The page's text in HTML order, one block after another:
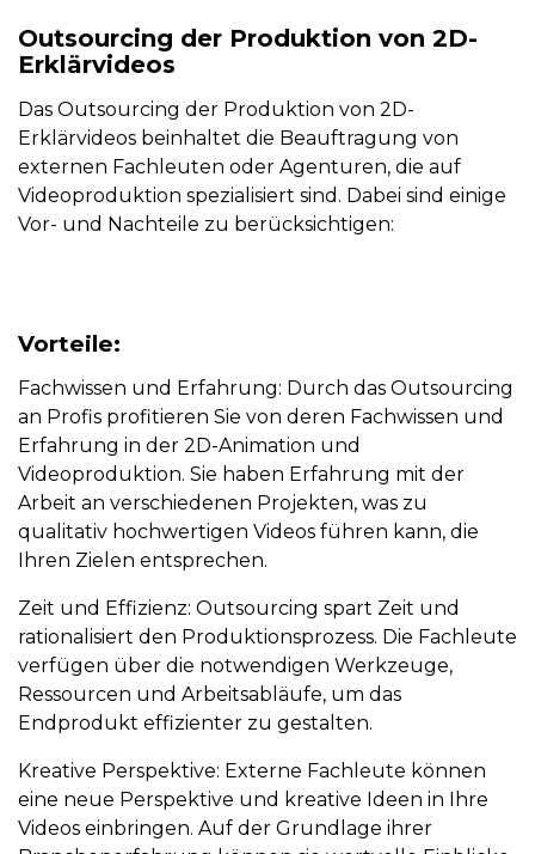
Outsourcing der Produktion von 2D-
Erklärvideos
Das Outsourcing der Produktion von 2D-
Erklärvideos beinhaltet die Beauftragung von
externen Fachleuten oder Agenturen, die auf
Videoproduktion spezialisiert sind. Dabei sind einige
Vor- und Nachteile zu berücksichtigen:
Vorteile:
Fachwissen und Erfahrung: Durch das Outsourcing
an Profis profitieren Sie von deren Fachwissen und
Erfahrung in der 2D-Animation und
Videoproduktion. Sie haben Erfahrung mit der
Arbeit an verschiedenen Projekten, was zu
qualitativ hochwertigen Videos führen kann, die
Ihren Zielen entsprechen.
Zeit und Effizienz: Outsourcing spart Zeit und
rationalisiert den Produktionsprozess. Die Fachleute
verfügen über die notwendigen Werkzeuge,
Ressourcen und Arbeitsabläufe, um das
Endprodukt effizienter zu gestalten.
Kreative Perspektive: Externe Fachleute können
eine neue Perspektive und kreative Ideen in Ihre
Videos einbringen. Auf der Grundlage ihrer